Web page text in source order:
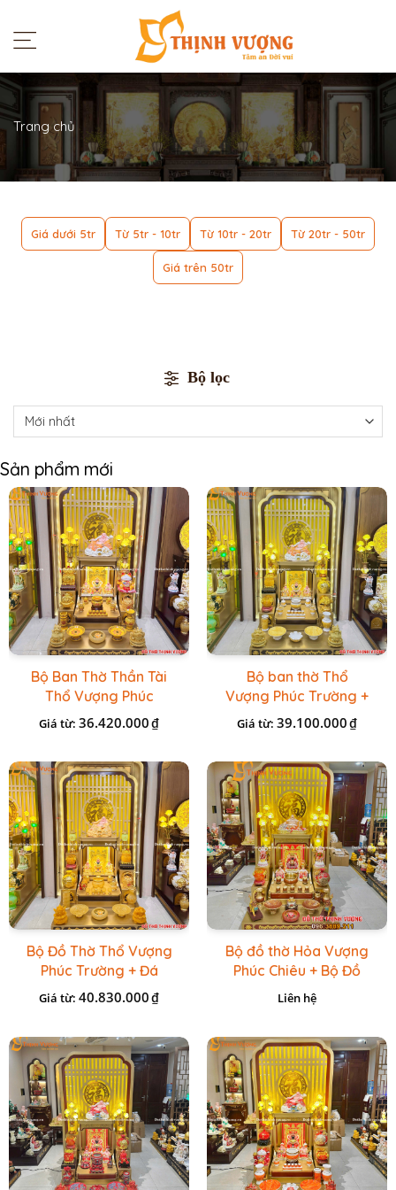
Trang chủ
Giá dưới 5tr Từ 5tr - 10tr Từ 10tr - 20tr Từ 20tr - 50tr
Giá trên 50tr
Bộ lọc
Sản phẩm mới
Bộ Ban Thờ Thần Tài
Thổ Vượng Phúc
Trường + Bộ Đồ Sứ
Cao Cấp Gấm Vàng
Giá từ: 36.420.000₫
Bộ ban thờ Thổ
Vượng Phúc Trường +
Đồ Sứ Vàng Đá Cao
Giá từ: 39.100.000₫
Bộ Đồ Thờ Thổ Vượng
Phúc Trường + Đá
Onix Vàng
Giá từ: 40.830.000₫
Bộ đồ thờ Hỏa Vượng
Phúc Chiêu + Bộ Đồ
Thờ Đá Đỏ Bọc Đồng
Cao cấp
Liên hệ